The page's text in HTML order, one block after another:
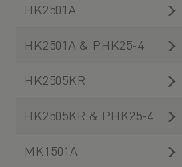
HK2501A
HK2501A & PHK25-4
HK2505KR
HK2505KR & PHK25-4
MK1501A